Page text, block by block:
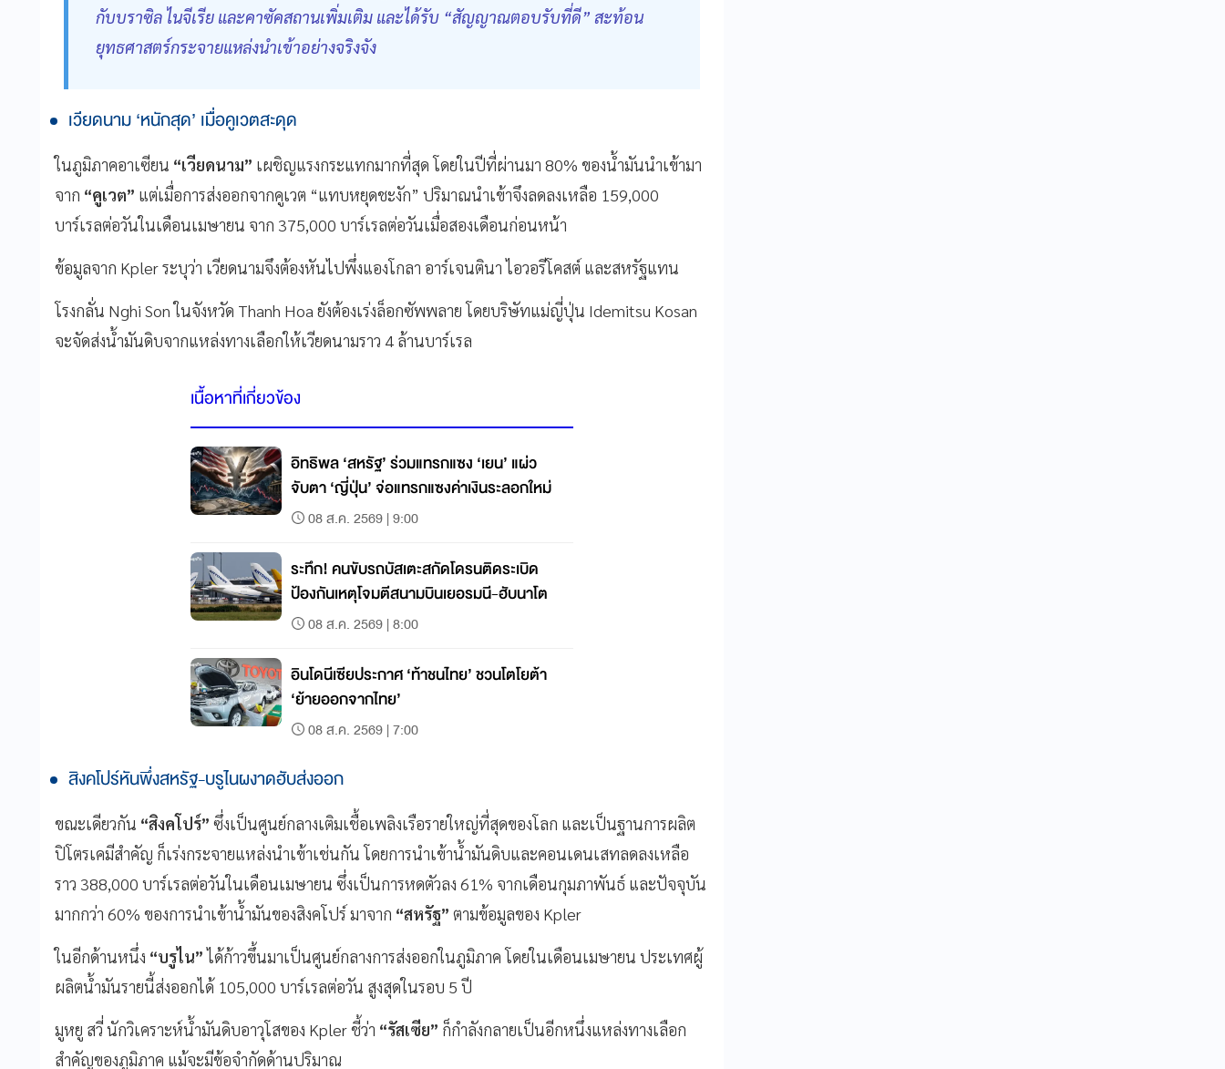
กับบราซิล ไนจีเรีย และคาซัคสถานเพิ่มเติม และได้รับ “สัญญาณตอบรับที่ดี” สะท้อน
ยุทธศาสตร์กระจายแหล่งนำเข้าอย่างจริงจัง
เวียดนาม ‘หนักสุด’ เมื่อคูเวตสะดุด
ในภูมิภาคอาเซียน “เวียดนาม” เผชิญแรงกระแทกมากที่สุด โดยในปีที่ผ่านมา 80% ของน้ำมันนำเข้ามา
จาก “คูเวต” แต่เมื่อการส่งออกจากคูเวต “แทบหยุดชะงัก” ปริมาณนำเข้าจึงลดลงเหลือ 159,000
บาร์เรลต่อวันในเดือนเมษายน จาก 375,000 บาร์เรลต่อวันเมื่อสองเดือนก่อนหน้า
ข้อมูลจาก Kpler ระบุว่า เวียดนามจึงต้องหันไปพึ่งแองโกลา อาร์เจนตินา ไอวอรีโคสต์ และสหรัฐแทน
โรงกลั่น Nghi Son ในจังหวัด Thanh Hoa ยังต้องเร่งล็อกซัพพลาย โดยบริษัทแม่ญี่ปุ่น Idemitsu Kosan
จะจัดส่งน้ำมันดิบจากแหล่งทางเลือกให้เวียดนามราว 4 ล้านบาร์เรล
เนื้อหาที่เกี่ยวข้อง
อิทธิพล ‘สหรัฐ’ ร่วมแทรกแซง ‘เยน’ แผ่ว
จับตา ‘ญี่ปุ่น’ จ่อแทรกแซงค่าเงินระลอกใหม่
08 ส.ค. 2569 | 9:00
ระทึก! คนขับรถบัสเตะสกัดโดรนติดระเบิด
ป้องกันเหตุโจมตีสนามบินเยอรมนี-ฮับนาโต
08 ส.ค. 2569 | 8:00
อินโดนีเซียประกาศ ‘ท้าชนไทย’ ชวนโตโยต้า
‘ย้ายออกจากไทย’
08 ส.ค. 2569 | 7:00
สิงคโปร์หันพึ่งสหรัฐ-บรูไนผงาดฮับส่งออก
ขณะเดียวกัน “สิงคโปร์” ซึ่งเป็นศูนย์กลางเติมเชื้อเพลิงเรือรายใหญ่ที่สุดของโลก และเป็นฐานการผลิต
ปิโตรเคมีสำคัญ ก็เร่งกระจายแหล่งนำเข้าเช่นกัน โดยการนำเข้าน้ำมันดิบและคอนเดนเสทลดลงเหลือ
ราว 388,000 บาร์เรลต่อวันในเดือนเมษายน ซึ่งเป็นการหดตัวลง 61% จากเดือนกุมภาพันธ์ และปัจจุบัน
มากกว่า 60% ของการนำเข้าน้ำมันของสิงคโปร์ มาจาก “สหรัฐ” ตามข้อมูลของ Kpler
ในอีกด้านหนึ่ง “บรูไน”ได้ก้าวขึ้นมาเป็นศูนย์กลางการส่งออกในภูมิภาค โดยในเดือนเมษายน ประเทศผู้
ผลิตน้ำมันรายนี้ส่งออกได้ 105,000 บาร์เรลต่อวัน สูงสุดในรอบ 5 ปี
มูหยู สวี่ นักวิเคราะห์น้ำมันดิบอาวุโสของ Kpler ชี้ว่า “รัสเซีย” ก็กำลังกลายเป็นอีกหนึ่งแหล่งทางเลือก
สำคัญของภูมิภาค แม้จะมีข้อจำกัดด้านปริมาณ